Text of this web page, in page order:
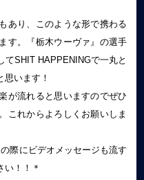
あり、このような形で携わる
す。『栃木ウーヴァ』の選手
てSHIT HAPPENINGで一丸と
います！
が流れると思いますのでぜひ
これからよろしくお願いしま
際にビデオメッセージも流す
い！！＊